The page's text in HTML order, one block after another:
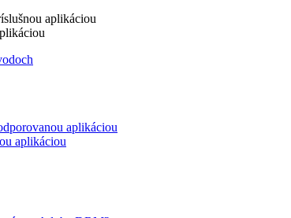
aplikáciou
aplikáciou
aplikáciou